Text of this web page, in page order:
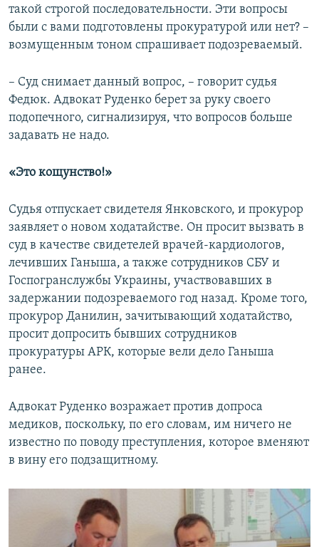
такой строгой последовательности. Эти вопросы
были с вами подготовлены прокуратурой или нет? –
возмущенным тоном спрашивает подозреваемый.
– Суд снимает данный вопрос, – говорит судья
Федюк. Адвокат Руденко берет за руку своего
подопечного, сигнализируя, что вопросов больше
задавать не надо.
«Это кощунство!»
Судья отпускает свидетеля Янковского, и прокурор
заявляет о новом ходатайстве. Он просит вызвать в
суд в качестве свидетелей врачей-кардиологов,
лечивших Ганыша, а также сотрудников СБУ и
Госпогранслужбы Украины, участвовавших в
задержании подозреваемого год назад. Кроме того,
прокурор Данилин, зачитывающий ходатайство,
просит допросить бывших сотрудников
прокуратуры АРК, которые вели дело Ганыша
ранее.
Адвокат Руденко возражает против допроса
медиков, поскольку, по его словам, им ничего не
известно по поводу преступления, которое вменяют
в вину его подзащитному.